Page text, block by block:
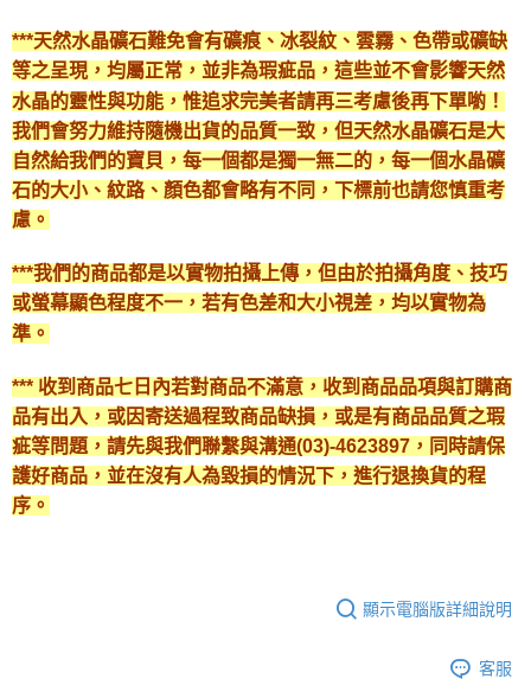
***天然水晶礦石難免會有礦痕、冰裂紋、雲霧、色帶或礦缺
等之呈現，均屬正常，並非為瑕疵品，這些並不會影響天然
水晶的靈性與功能，惟追求完美者請再三考慮後再下單喲！
我們會努力維持隨機出貨的品質一致，但天然水晶礦石是大
自然給我們的寶貝，每一個都是獨一無二的，每一個水晶礦
石的大小、紋路、顏色都會略有不同，下標前也請您慎重考
慮。
***我們的商品都是以實物拍攝上傳，但由於拍攝角度、技巧
或螢幕顯色程度不一，若有色差和大小視差，均以實物為
準。
*** 收到商品七日內若對商品不滿意，收到商品品項與訂購商
品有出入，或因寄送過程致商品缺損，或是有商品品質之瑕
疵等問題，請先與我們聯繫與溝通(03)-4623897，同時請保
護好商品，並在沒有人為毀損的情況下，進行退換貨的程
序。
顯示電腦版詳細說明
客服